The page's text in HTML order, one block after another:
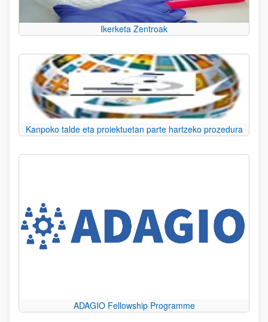
Ikerketa Zentroak
Kanpoko talde eta proiektuetan parte hartzeko prozedura
ADAGIO Fellowship Programme